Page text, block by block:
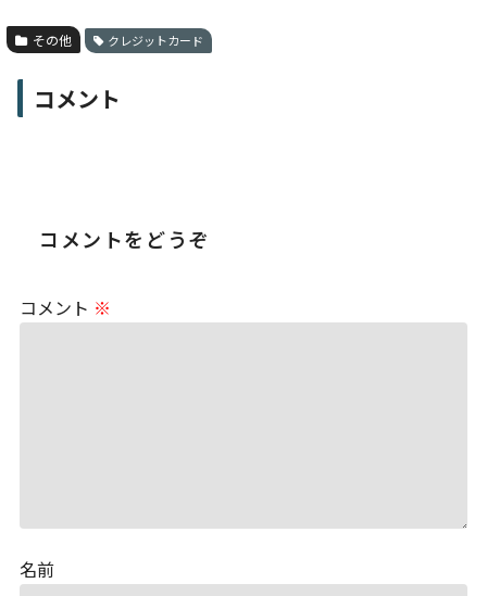
その他 クレジットカード
コメント
コメントをどうぞ
コメント ※
名前